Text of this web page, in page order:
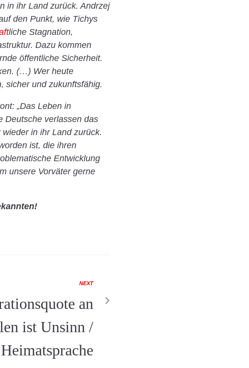
in ihr Land zurück. Andrzej
den Punkt, wie Tichys
liche Stagnation,
Dazu kommen
öffentliche Sicherheit.
(…) Wer heute
sicher und zukunftsfähig.
„Das Leben in
Deutsche verlassen das
in ihr Land zurück.
ist, die ihren
Entwicklung
unsere Vorväter gerne
NEXT
an
ist Unsinn /